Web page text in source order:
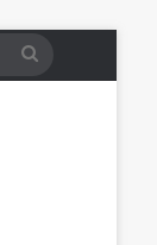
Pretraži